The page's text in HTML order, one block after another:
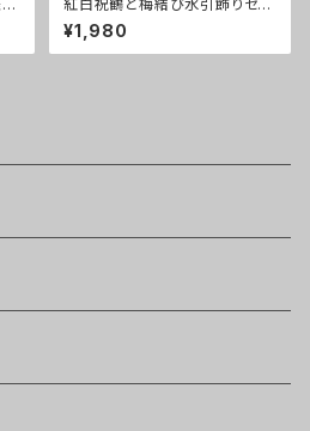
紅白祝鶴と梅結び水引飾りセッ
ト
¥1,980